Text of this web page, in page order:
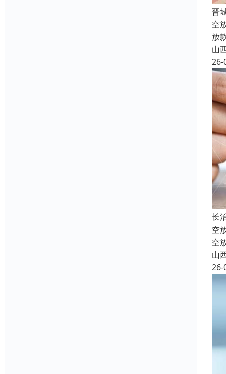
晋
空
放
山
26-
长
空
空
山
26-